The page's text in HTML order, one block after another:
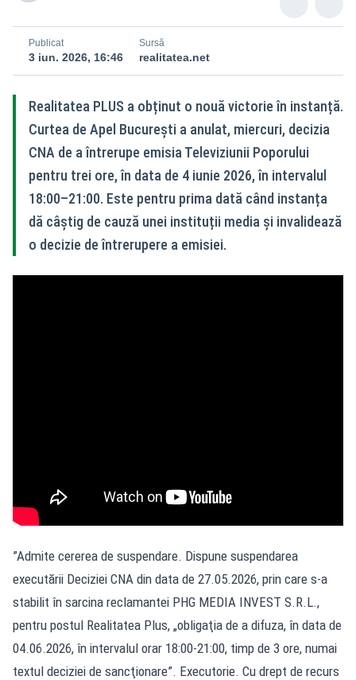
Publicat
3 iun. 2026, 16:46
Sursă
realitatea.net
Realitatea PLUS a obținut o nouă victorie în instanță.
Curtea de Apel București a anulat, miercuri, decizia
CNA de a întrerupe emisia Televiziunii Poporului
pentru trei ore, în data de 4 iunie 2026, în intervalul
18:00–21:00. Este pentru prima dată când instanța
dă câștig de cauză unei instituții media și invalidează
o decizie de întrerupere a emisiei.
”Admite cererea de suspendare. Dispune suspendarea
executării Deciziei CNA din data de 27.05.2026, prin care s-a
stabilit în sarcina reclamantei PHG MEDIA INVEST S.R.L.,
pentru postul Realitatea Plus, „obligaţia de a difuza, în data de
04.06.2026, în intervalul orar 18:00-21:00, timp de 3 ore, numai
textul deciziei de sancţionare”. Executorie. Cu drept de recurs